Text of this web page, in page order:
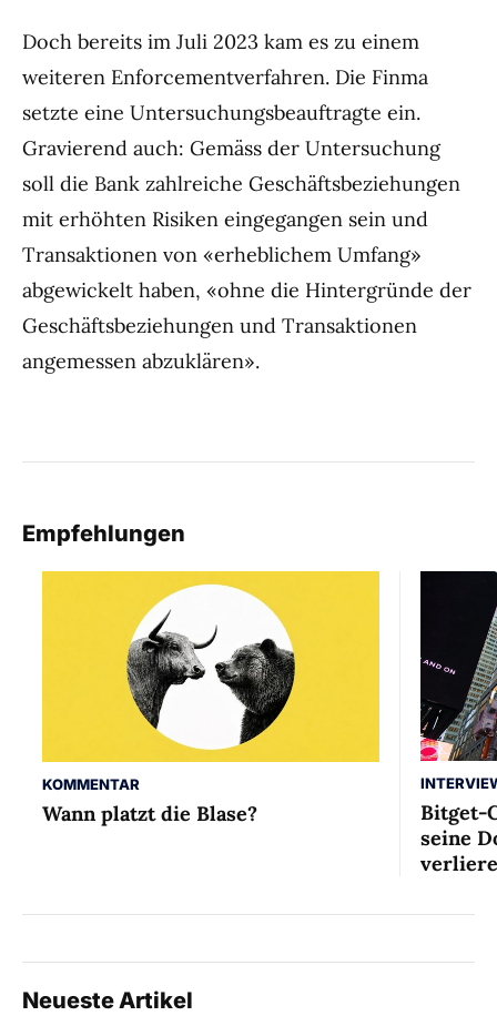
Doch bereits im Juli 2023 kam es zu einem
weiteren Enforcementverfahren. Die Finma
setzte eine Untersuchungsbeauftragte ein.
Gravierend auch: Gemäss der Untersuchung
soll die Bank zahlreiche Geschäftsbeziehungen
mit erhöhten Risiken eingegangen sein und
Transaktionen von «erheblichem Umfang»
abgewickelt haben, «ohne die Hintergründe der
Geschäftsbeziehungen und Transaktionen
angemessen abzuklären».
Empfehlungen
KOMMENTAR
Wann platzt die Blase?
Bitget-
seine
Neueste Artikel